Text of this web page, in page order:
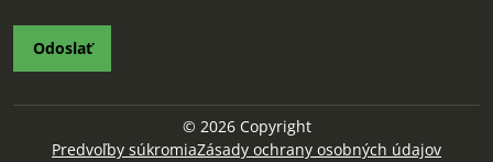
Odoslať
© 2026Copyright
Predvoľby súkromiaZásady ochrany osobných údajov